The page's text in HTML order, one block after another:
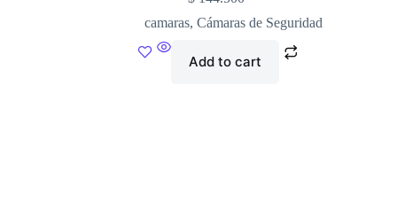
camaras,Cámaras de Seguridad
Add to cart